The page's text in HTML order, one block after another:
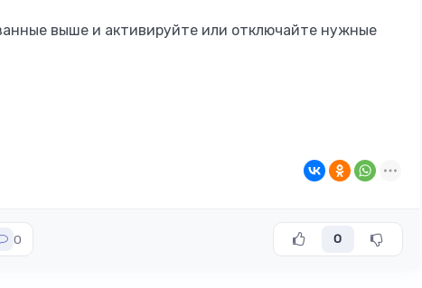
выше и активируйте или отключайте нужные
0 0